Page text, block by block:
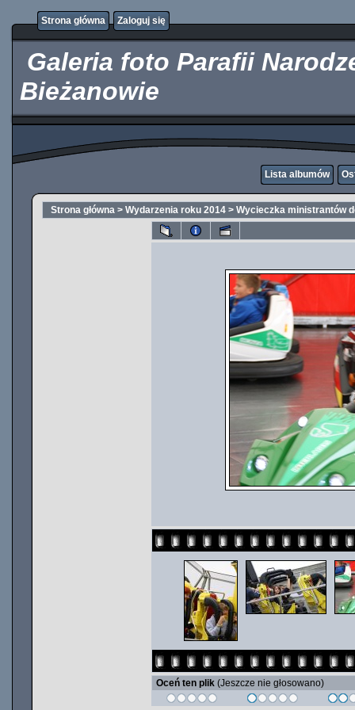
Strona główna
Zaloguj się
Galeria foto Parafii
Bieżanowie
Lista albumów
Strona główna > Wydarzenia roku 2014 > Wycieczka ministrantów
Oceń ten plik (Jeszcze nie głosowano)